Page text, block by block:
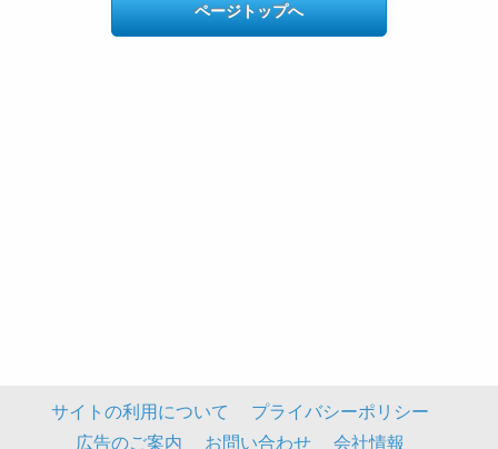
ページトップへ
サイトの利用について
プライバシーポリシー
広告のご案内
お問い合わせ 会社情報